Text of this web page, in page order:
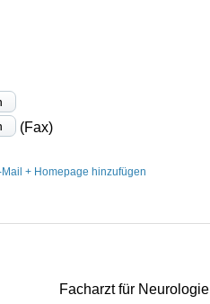
(Fax)
Mail + Homepage hinzufügen
Facharzt für Neurologie